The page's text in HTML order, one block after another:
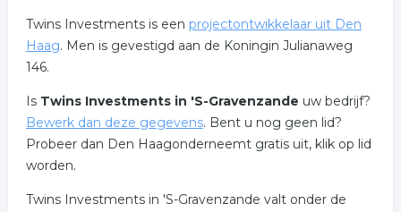
Twins Investments is een projectontwikkelaar uit Den
Haag. Men is gevestigd aan de Koningin Julianaweg
146.
Is Twins Investments in 'S-Gravenzande uw bedrijf?
Bewerk dan deze gegevens. Bent u nog geen lid?
Probeer dan Den Haagonderneemt gratis uit, klik op lid
worden.
Twins Investments in 'S-Gravenzande valt onder de